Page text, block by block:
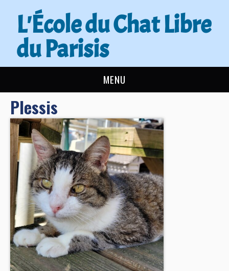
L'École du Chat Libre
du Parisis
MENU
L’ÉCOLE DU CHAT
ACTUALITÉS
ADOPTER
NOUS AIDER
CONTACT
BOUTIQUE
FORUM
Plessis